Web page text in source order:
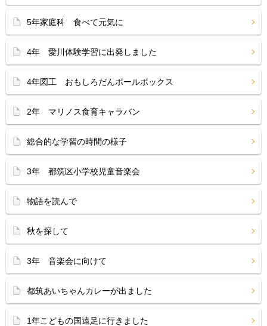
5年家庭科 食べて元気に
4年 愛川体験学習に出発しました
4年図工 おもしろだんボールボックス
2年 マリノス食育キャラバン
総合的な学習の時間の様子
3年 都筑区小学校児童音楽会
物語を読んで
秋を探して
3年 音楽会に向けて
都筑あいちゃんカレーが出ました
1年こどもの国遠足に行きました